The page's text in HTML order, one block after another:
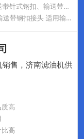
2500mm输送带钢扣钉扣机专用于输送带针式钢扣、输送带狼牙钢扣装订
输送带传送卡扣 U0-40mm 涤棉帆布输送带钢扣接头 适用输送带厚度0.6mm-1.5mm
售，济南滤油机供
高
高